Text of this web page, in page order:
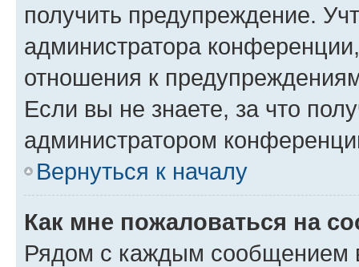
получить предупреждение.
администратора
отношения к
Если вы не знаете, за что
администратором
Вернуться к началу
Как мне пожаловаться на
Рядом с каждым сообщением